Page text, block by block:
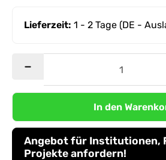
Lieferzeit:1 - 2 Tage (DE -
In den
Angebot für Institutionen,
Projekte anfordern!